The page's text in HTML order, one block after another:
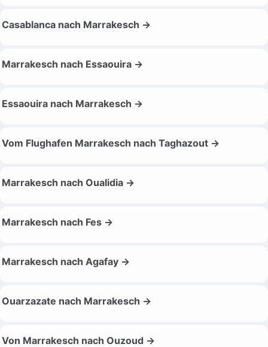
Casablanca nach Marrakesch →
Marrakesch nach Essaouira →
Essaouira nach Marrakesch →
Vom Flughafen Marrakesch nach Taghazout →
Marrakesch nach Oualidia →
Marrakesch nach Fes →
Marrakesch nach Agafay →
Ouarzazate nach Marrakesch →
Von Marrakesch nach Ouzoud →